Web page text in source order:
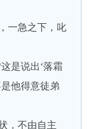
一急之下，叱
是说出‘落霜
他得意徒弟
，不由自主